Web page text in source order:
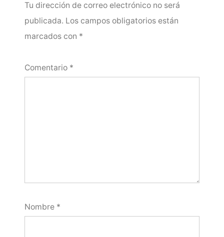
Tu dirección de correo electrónico no será
publicada. Los campos obligatorios están
marcados con *
Comentario *
Nombre *